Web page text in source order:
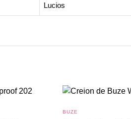
Lucios
BUZE